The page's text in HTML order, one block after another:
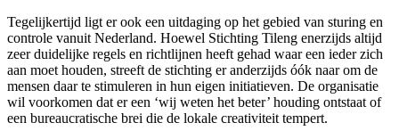
Tegelijkertijd ligt er ook een uitdaging op het gebied van sturing en
controle vanuit Nederland. Hoewel Stichting Tileng enerzijds altijd
zeer duidelijke regels en richtlijnen heeft gehad waar een ieder zich
aan moet houden, streeft de stichting er anderzijds óók naar om de
mensen daar te stimuleren in hun eigen initiatieven. De organisatie
wil voorkomen dat er een ‘wij weten het beter’ houding ontstaat of
een bureaucratische brei die de lokale creativiteit tempert.